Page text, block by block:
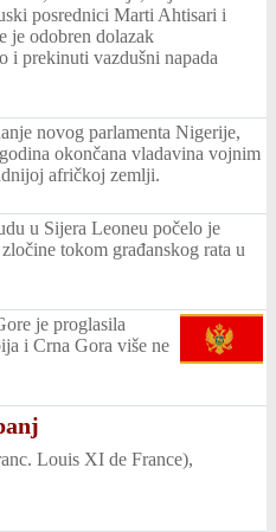
posrednici Marti Ahtisari i
je odobren dolazak
i prekinuti vazdušni napada
novog parlamenta Nigerije,
okončana vladavina vojnim
afričkoj zemlji.
u Sijera Leoneu počelo je
tokom građanskog rata u
je proglasila
i Crna Gora više ne
Louis XI de France),